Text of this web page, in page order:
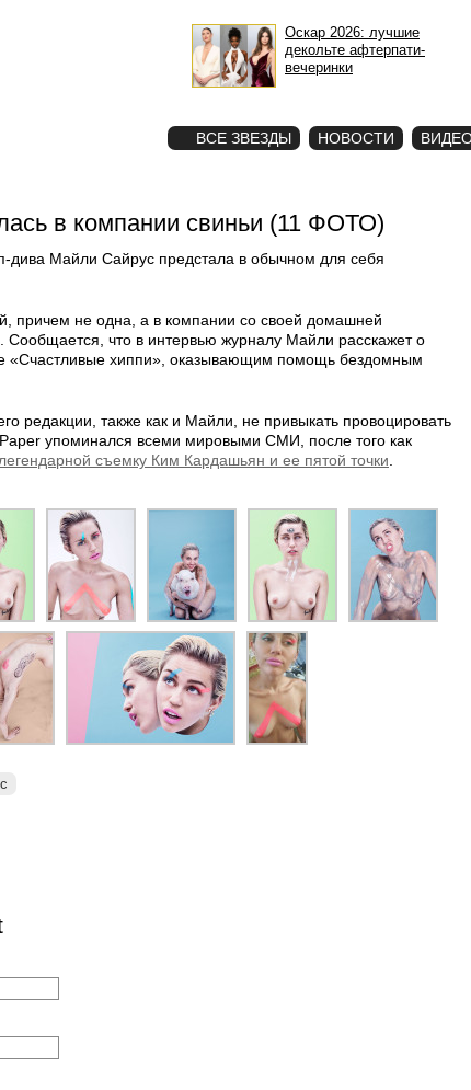
Оскар 2026: лучшие
декольте афтерпати-
вечеринки
ВСЕ ЗВЕЗДЫ НОВОСТИ
в компании свиньи (11 ФОТО)
дива Майли Сайрус предстала в обычном для себя
причем не одна, а в компании со своей домашней
Сообщается, что в интервью журналу Майли расскажет о
«Счастливые хиппи», оказывающим помощь бездомным
редакции, также как и Майли, не привыкать провоцировать
упоминался всеми мировыми СМИ, после того как
съемку Ким Кардашьян и ее пятой точки